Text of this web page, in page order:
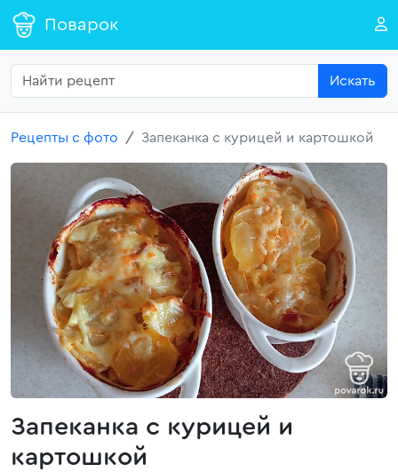
Поварок
Искать
Рецепты с фото Запеканка с курицей и картошкой
Запеканка с курицей и
картошкой